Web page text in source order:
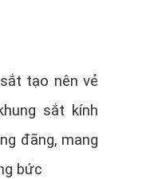
tạo nên vẻ
sắt kính
đãng, mang
bức